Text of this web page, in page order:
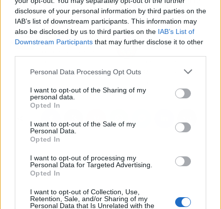
disclosure of your personal information by third parties on the
IAB’s list of downstream participants. This information may
also be disclosed by us to third parties on the IAB’s List of
Downstream Participants that may further disclose it to other
Personal Data Processing Opt Outs
I want to opt-out of the Sharing of my
personal data.
Opted In
I want to opt-out of the Sale of my
Personal Data.
Opted In
I want to opt-out of processing my
Personal Data for Targeted Advertising.
Opted In
I want to opt-out of Collection, Use,
Retention, Sale, and/or Sharing of my
Personal Data that Is Unrelated with the
Artículo anterior
una de las mejores
Artículo siguiente
Cristina Flores dispone
Mandalas en su tienda